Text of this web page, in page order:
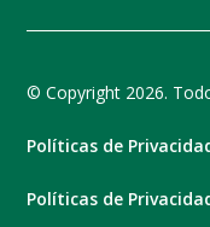
© Copyright 2026.
Políticas de
Políticas de